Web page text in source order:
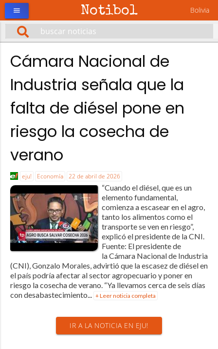
Notibol Bolivia
menu
Cámara Nacional de
Industria señala que la
falta de diésel pone en
riesgo la cosecha de
verano
eju! Economía 22 de abril de 2026
“Cuando el diésel, que es un
elemento fundamental,
comienza a escasear en el agro,
tanto los alimentos como el
transporte se ven en riesgo”,
explicó el presidente de la CNI.
Fuente: El presidente de
la Cámara Nacional de Industria
(CNI), Gonzalo Morales, advirtió que la escasez de diésel en
el país podría afectar al sector agropecuario y poner en
riesgo la cosecha de verano. “Ya llevamos cerca de seis días
con desabastecimiento... + Leer noticia completa
IR A LA NOTICIA EN EJU!